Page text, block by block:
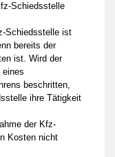
Schiedsstelle
Schiedsstelle ist
bereits der
ist. Wird der
eines
beschritten,
ihre Tätigkeit
der Kfz-
Kosten nicht